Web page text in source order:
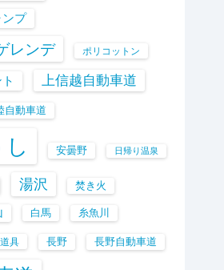
ンプ
レンデ ポリコットン
上信越自動車道
自動車道
安曇野 日帰り温泉
湯沢 焚き火
白馬 糸魚川
道具 長野 長野自動車道